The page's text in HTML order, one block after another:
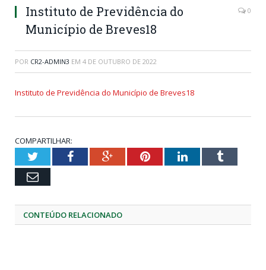
Instituto de Previdência do
Município de Breves18
0
POR CR2-ADMIN3 EM 4 DE OUTUBRO DE 2022
Instituto de Previdência do Município de Breves18
COMPARTILHAR:
TwitterFacebookGoogle+PinterestLinkedInTumblr
Email
CONTEÚDO RELACIONADO